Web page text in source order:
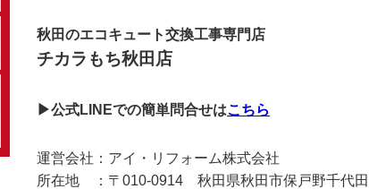
秋田のエコキュート交換工事専門店
チカラもち秋田店
▶公式LINEでの簡単問合せはこちら
運営会社：アイ・リフォーム株式会社
所在地 ：〒010-0914 秋田県秋田市保戸野千代田